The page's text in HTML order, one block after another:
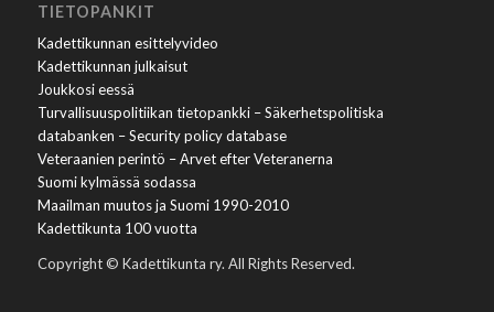
TIETOPANKIT
Kadettikunnan esittelyvideo
Kadettikunnan julkaisut
Joukkosi eessä
Turvallisuuspolitiikan tietopankki – Säkerhetspolitiska
databanken – Security policy database
Veteraanien perintö – Arvet efter Veteranerna
Suomi kylmässä sodassa
Maailman muutos ja Suomi 1990-2010
Kadettikunta 100 vuotta
Copyright © Kadettikunta ry. All Rights Reserved.